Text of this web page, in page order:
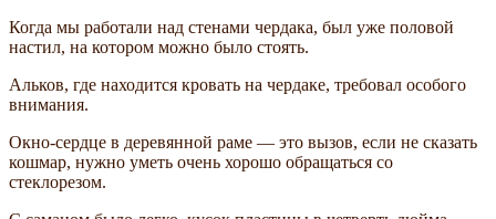
Когда мы работали над стенами чердака, был уже половой
настил, на котором можно было стоять.
Альков, где находится кровать на чердаке, требовал особого
внимания.
Окно-сердце в деревянной раме — это вызов, если не сказать
кошмар, нужно уметь очень хорошо обращаться со
стеклорезом.